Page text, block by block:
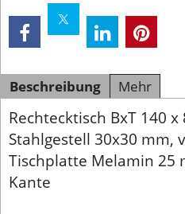
Beschreibung Mehr
Rechtecktisch BxT 140 x
Stahlgestell 30x30 mm,
Tischplatte Melamin 25
Kante